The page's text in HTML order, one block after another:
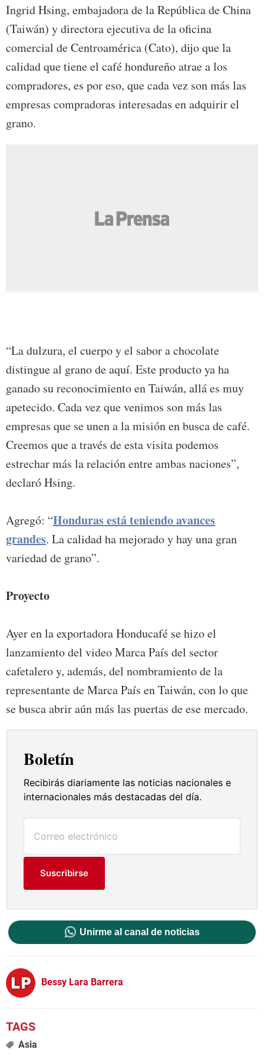
Ingrid Hsing, embajadora de la República de China
(Taiwán) y directora ejecutiva de la oficina
comercial de Centroamérica (Cato), dijo que la
calidad que tiene el café hondureño atrae a los
compradores, es por eso, que cada vez son más las
empresas compradoras interesadas en adquirir el
grano.
“La dulzura, el cuerpo y el sabor a chocolate
distingue al grano de aquí. Este producto ya ha
ganado su reconocimiento en Taiwán, allá es muy
apetecido. Cada vez que venimos son más las
empresas que se unen a la misión en busca de café.
Creemos que a través de esta visita podemos
estrechar más la relación entre ambas naciones”,
declaró Hsing.
Agregó: “Honduras está teniendo avances
grandes. La calidad ha mejorado y hay una gran
variedad de grano”.
Proyecto
Ayer en la exportadora Honducafé se hizo el
lanzamiento del video Marca País del sector
cafetalero y, además, del nombramiento de la
representante de Marca País en Taiwán, con lo que
se busca abrir aún más las puertas de ese mercado.
Boletín
Recibirás diariamente las noticias nacionales e
internacionales más destacadas del día.
Suscribirse
Unirme al canal de noticias
Bessy Lara Barrera
Asia